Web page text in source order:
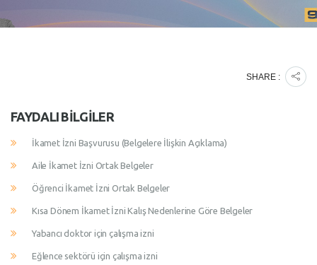
SHARE :
FAYDALI BILGILER
İkamet İzni Başvurusu (Belgelere İlişkin Açıklama)
Aile İkamet İzni Ortak Belgeler
Öğrenci İkamet İzni Ortak Belgeler
Kısa Dönem İkamet İzni Kalış Nedenlerine Göre Belgeler
Yabancı doktor için çalışma izni
Eğlence sektörü için çalışma izni